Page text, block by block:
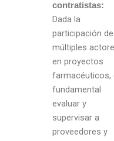
contratistas:
Dada la
participación de
múltiples
en proyectos
farmacéuticos,
fundamental
evaluar y
supervisar a
proveedores y